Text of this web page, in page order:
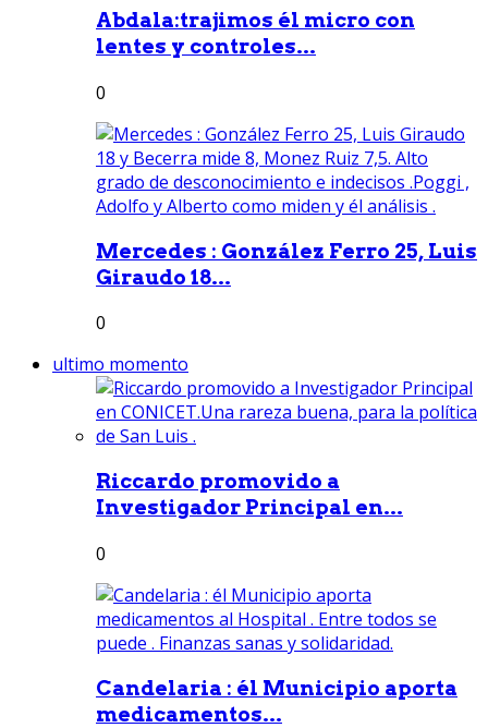
Abdala:trajimos él micro con
lentes y controles...
0
Mercedes : González Ferro 25, Luis
Giraudo 18...
0
ultimo momento
Riccardo promovido a
Investigador Principal en...
0
Candelaria : él Municipio aporta
medicamentos...